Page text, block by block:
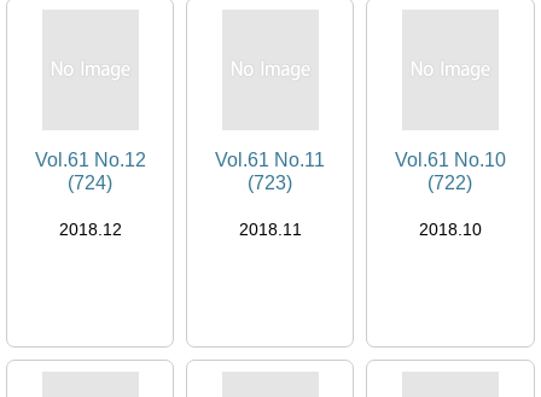
Vol.61 No.12
(724)
2018.12
Vol.61 No.11
(723)
2018.11
Vol.61 No.10
(722)
2018.10